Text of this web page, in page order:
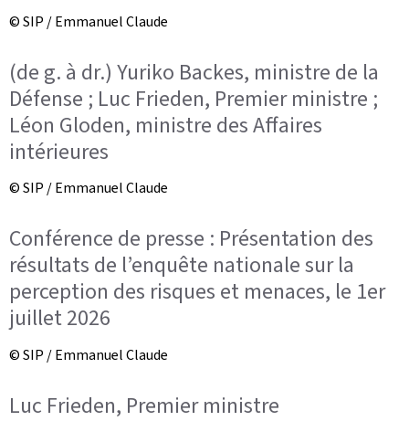
© SIP / Emmanuel Claude
(de g. à dr.) Yuriko Backes, ministre de la
Défense ; Luc Frieden, Premier ministre ;
Léon Gloden, ministre des Affaires
intérieures
© SIP / Emmanuel Claude
Conférence de presse : Présentation des
résultats de l’enquête nationale sur la
perception des risques et menaces, le 1er
juillet 2026
© SIP / Emmanuel Claude
Luc Frieden, Premier ministre